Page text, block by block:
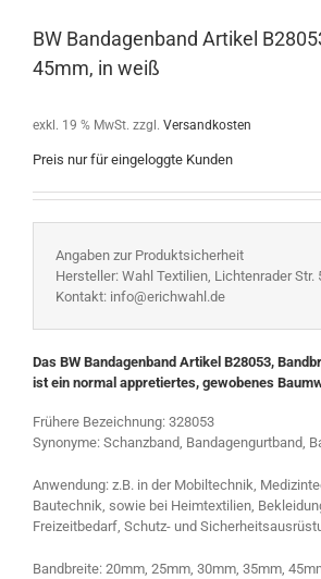
BW Bandagenband Artikel
45mm, in weiß
exkl. 19 % MwSt. zzgl. Versandkosten
Preis nur für eingeloggte Kunden
Angaben zur Produktsicherheit
Hersteller: Wahl Textilien, Lichtenrader Str.
Kontakt: info@erichwahl.de
Das BW Bandagenband Artikel B28053,
ist ein normal appretiertes, gewobenes
Frühere Bezeichnung: 328053
Synonyme: Schanzband, Bandagengurtband,
Anwendung: z.B. in der Mobiltechnik,
Bautechnik, sowie bei Heimtextilien,
Freizeitbedarf, Schutz- und
Bandbreite: 20mm, 25mm, 30mm, 35mm,